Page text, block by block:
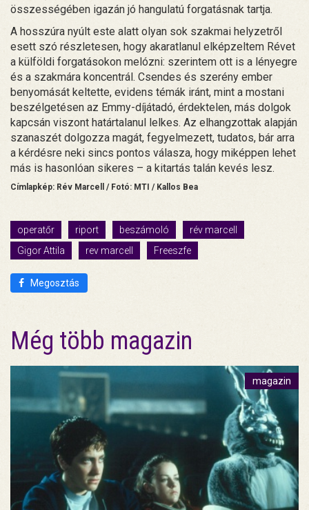
összességében igazán jó hangulatú forgatásnak tartja.
A hosszúra nyúlt este alatt olyan sok szakmai helyzetről
esett szó részletesen, hogy akaratlanul elképzeltem Révet
a külföldi forgatásokon melózni: szerintem ott is a lényegre
és a szakmára koncentrál. Csendes és szerény ember
benyomását keltette, evidens témák iránt, mint a mostani
beszélgetésen az Emmy-díjátadó, érdektelen, más dolgok
kapcsán viszont határtalanul lelkes. Az elhangzottak alapján
szanaszét dolgozza magát, fegyelmezett, tudatos, bár arra
a kérdésre neki sincs pontos válasza, hogy miképpen lehet
más is hasonlóan sikeres – a kitartás talán kevés lesz.
Címlapkép: Rév Marcell / Fotó: MTI / Kallos Bea
operatőr riport beszámoló
rév marcell
Gigor Attila
rev marcell Freeszfe
Megosztás
Még több magazin
magazin